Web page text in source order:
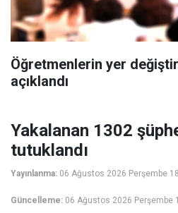
Öğretmenlerin yer
açıklandı
Yakalanan 1302
tutuklandı
Yayınlanma: 06 Ağustos 2026 Perşembe
Güncelleme: 06 Ağustos 2026 Perşembe